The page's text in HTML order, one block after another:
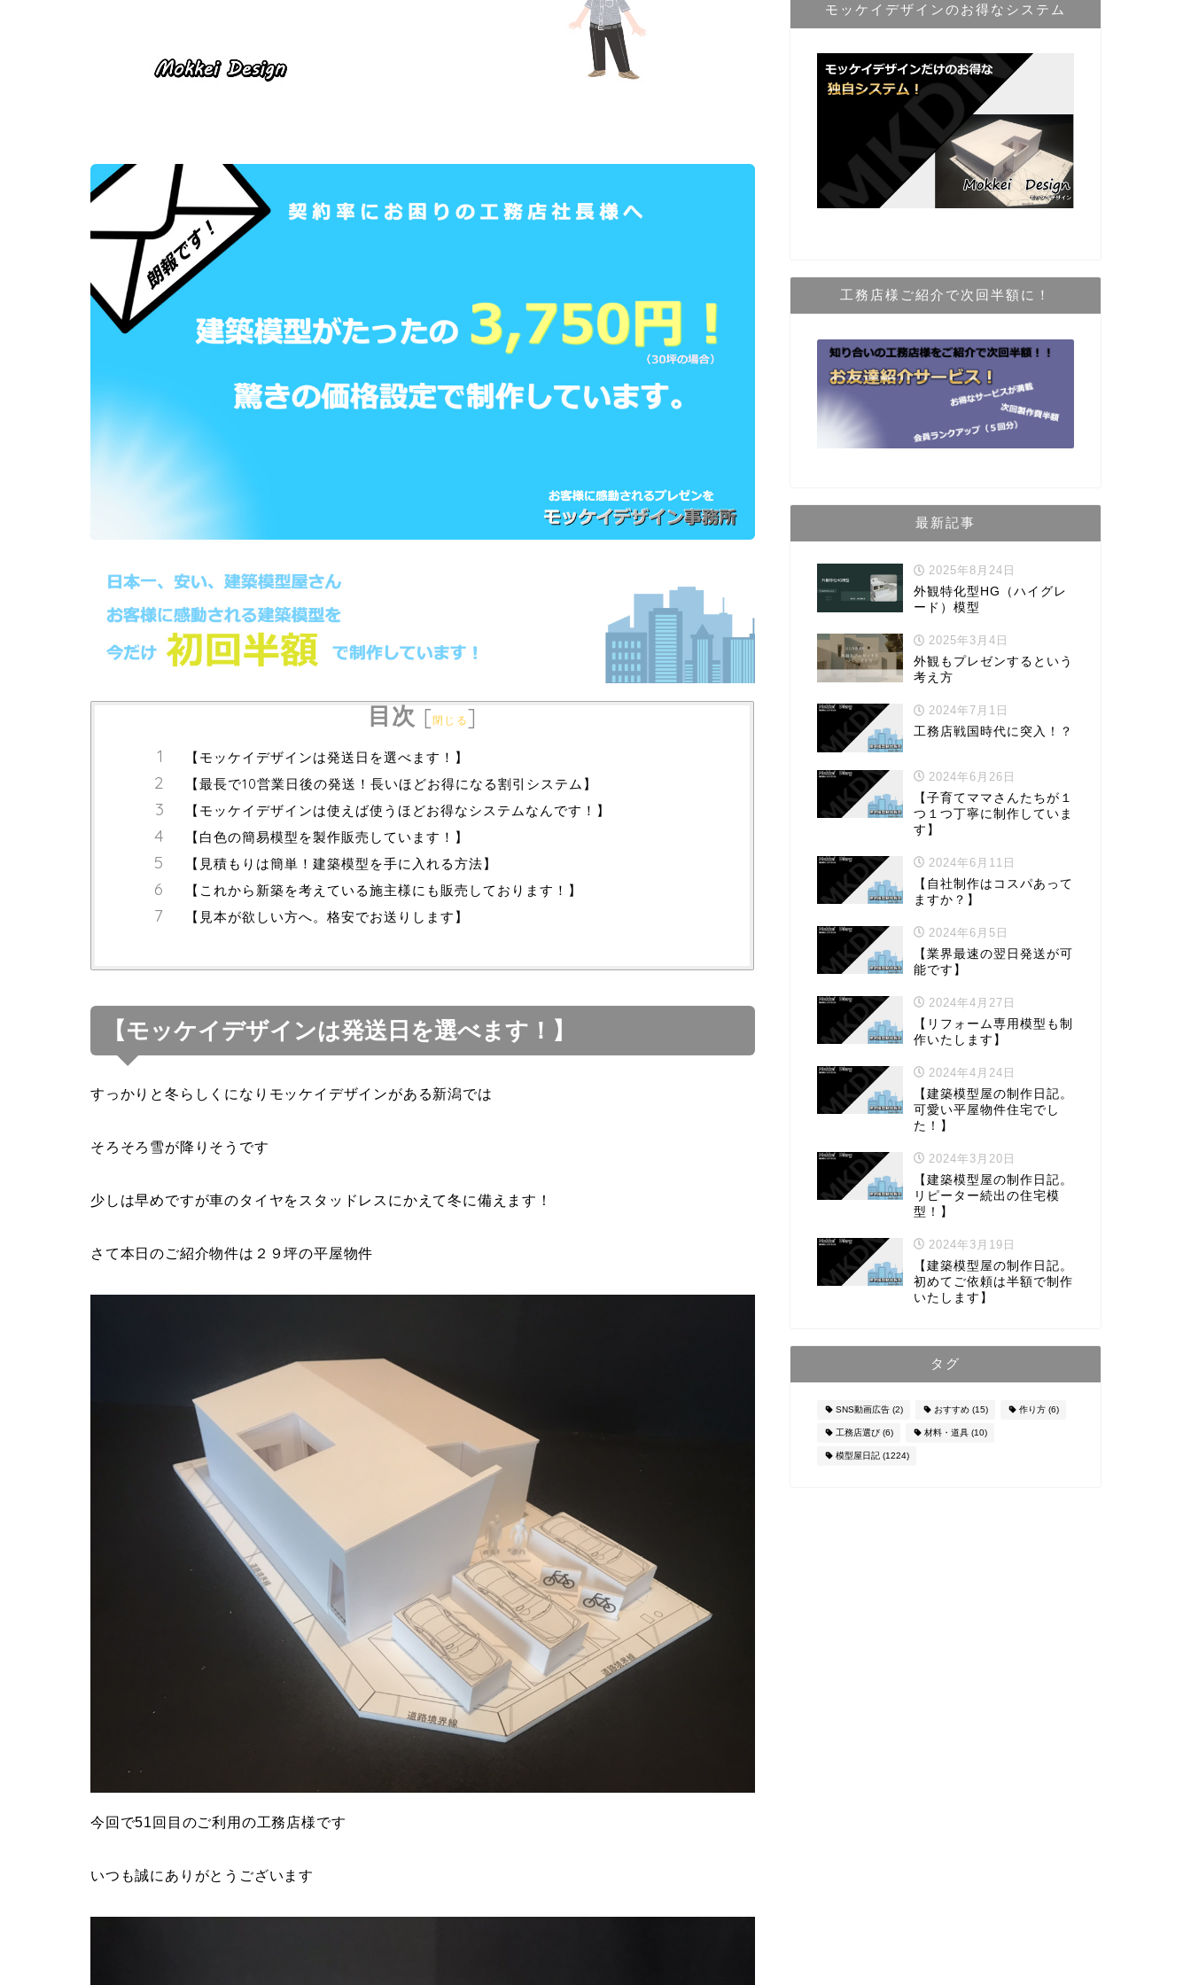
目次 [閉じる]
【モッケイデザインは発送日を選べます！】
【最長で10営業日後の発送！長いほどお得になる割引システム】
【モッケイデザインは使えば使うほどお得なシステムなんです！】
【白色の簡易模型を製作販売しています！】
【見積もりは簡単！建築模型を手に入れる方法】
【これから新築を考えている施主様にも販売しております！】
【見本が欲しい方へ。格安でお送りします】
【モッケイデザインは発送日を選べます！】
すっかりと冬らしくになりモッケイデザインがある新潟では
そろそろ雪が降りそうです
少しは早めですが車のタイヤをスタッドレスにかえて冬に備えます！
さて本日のご紹介物件は２９坪の平屋物件
今回で51回目のご利用の工務店様です
いつも誠にありがとうございます
モッケイデザインのお得なシステム
工務店様ご紹介で次回半額に！
最新記事
2025年8月24日
外観特化型HG（ハイグレ
ード）模型
2025年3月4日
外観もプレゼンするという
考え方
2024年7月1日
工務店戦国時代に突入！？
2024年6月26日
【子育てママさんたちが１
つ１つ丁寧に制作していま
す】
2024年6月11日
【自社制作はコスパあって
ますか？】
2024年6月5日
【業界最速の翌日発送が可
能です】
2024年4月27日
【リフォーム専用模型も制
作いたします】
2024年4月24日
【建築模型屋の制作日記。
可愛い平屋物件住宅でし
た！】
2024年3月20日
【建築模型屋の制作日記。
リピーター続出の住宅模
型！】
2024年3月19日
【建築模型屋の制作日記。
初めてご依頼は半額で制作
いたします】
タグ
SNS動画広告(2) おすすめ(15) 作り方(6)
工務店選び(6) 材料・道具(10)
模型屋日記(1224)